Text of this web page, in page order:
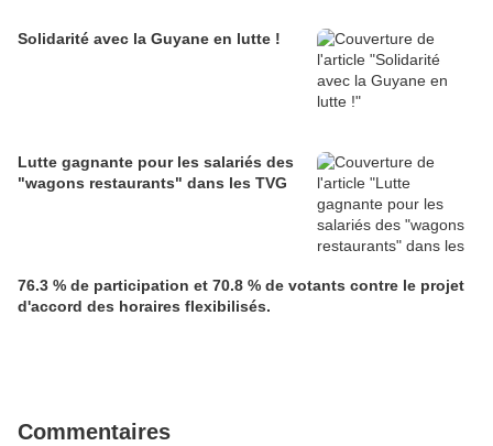
Solidarité avec la Guyane en lutte !
Lutte gagnante pour les salariés des
"wagons restaurants" dans les TVG
76.3 % de participation et 70.8 % de votants contre le projet
d'accord des horaires flexibilisés.
Commentaires